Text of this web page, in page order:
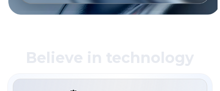
Believe in technology